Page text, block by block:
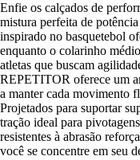
Enfie os calçados de
mistura perfeita de
inspirado no basquetebol
enquanto o colarinho
atletas que buscam
REPETITOR oferece um
a manter cada movimento
Projetados para suportar
tração ideal para
resistentes à abrasão
você se concentre em seu